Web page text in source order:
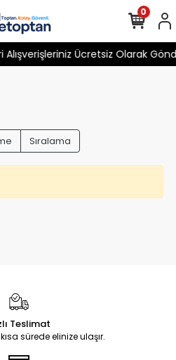
Ücretsiz Olarak
0
Sıralama
Teslimat
sürede elinize ulaşır.